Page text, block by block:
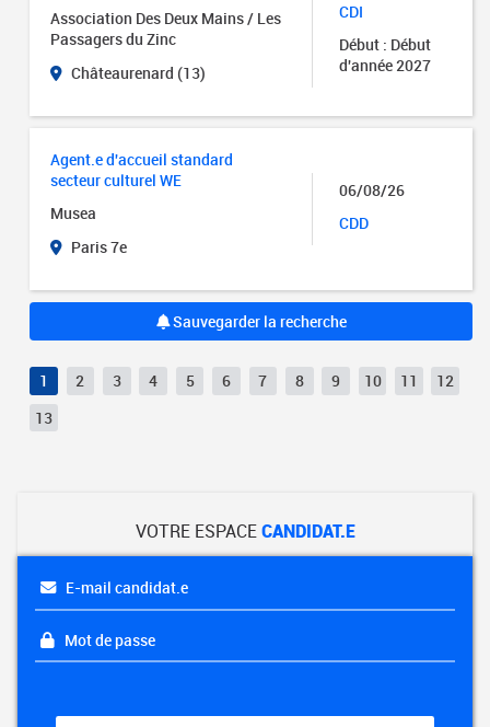
Association Des Deux Mains / Les
Passagers du Zinc
Châteaurenard (13)
CDI
Début : Début
d'année 2027
Agent.e d'accueil standard
secteur culturel WE
Musea
Paris 7e
06/08/26
CDD
Sauvegarder la recherche
1 2 3 4 5 6 7 8 9 10 11
12
13
VOTRE ESPACECANDIDAT.E
E-mail candidat.e
Mot de passe